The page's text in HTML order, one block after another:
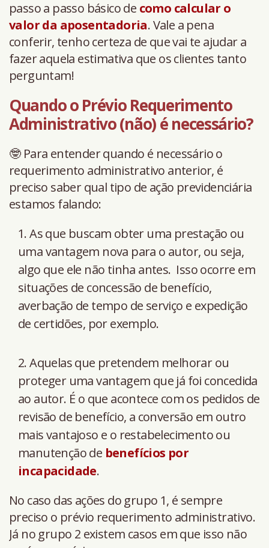
passo a passo básico de como calcular o
valor da aposentadoria. Vale a pena
conferir, tenho certeza de que vai te ajudar a
fazer aquela estimativa que os clientes tanto
perguntam!
Quando o Prévio Requerimento
Administrativo (não) é necessário?
🤓 Para entender quando é necessário o
requerimento administrativo anterior, é
preciso saber qual tipo de ação previdenciária
estamos falando:
As que buscam obter uma prestação ou
uma vantagem nova para o autor, ou seja,
algo que ele não tinha antes. Isso ocorre em
situações de concessão de benefício,
averbação de tempo de serviço e expedição
de certidões, por exemplo.
Aquelas que pretendem melhorar ou
proteger uma vantagem que já foi concedida
ao autor. É o que acontece com os pedidos de
revisão de benefício, a conversão em outro
mais vantajoso e o restabelecimento ou
manutenção de benefícios por
incapacidade.
No caso das ações do grupo 1, é sempre
preciso o prévio requerimento administrativo.
Já no grupo 2 existem casos em que isso não